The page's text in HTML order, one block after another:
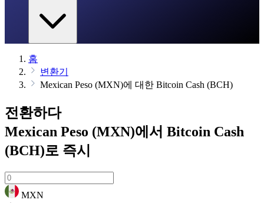
홈
변환기
Mexican Peso (MXN)에 대한 Bitcoin Cash (BCH)
전환하다
Mexican Peso (MXN)에서 Bitcoin Cash
(BCH)로 즉시
MXN